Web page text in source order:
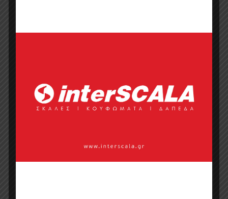
Βινυλικό Δάπεδο,Βινυλικό Δάπεδο
Διακοσμητικές Επιφάνειες,Ξύλινα